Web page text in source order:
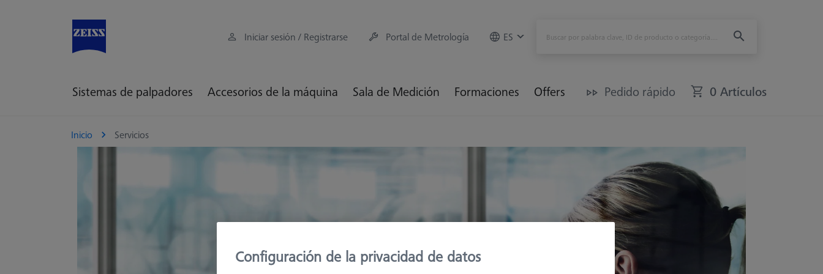
Iniciar sesión / Registrarse Portal de Metrología ES
Sistemas de palpadores Accesorios de la máquina Sala de Medición Formaciones Offers Pedido rápido 0 Artículos
Inicio Servicios
Configuración de la privacidad de datos